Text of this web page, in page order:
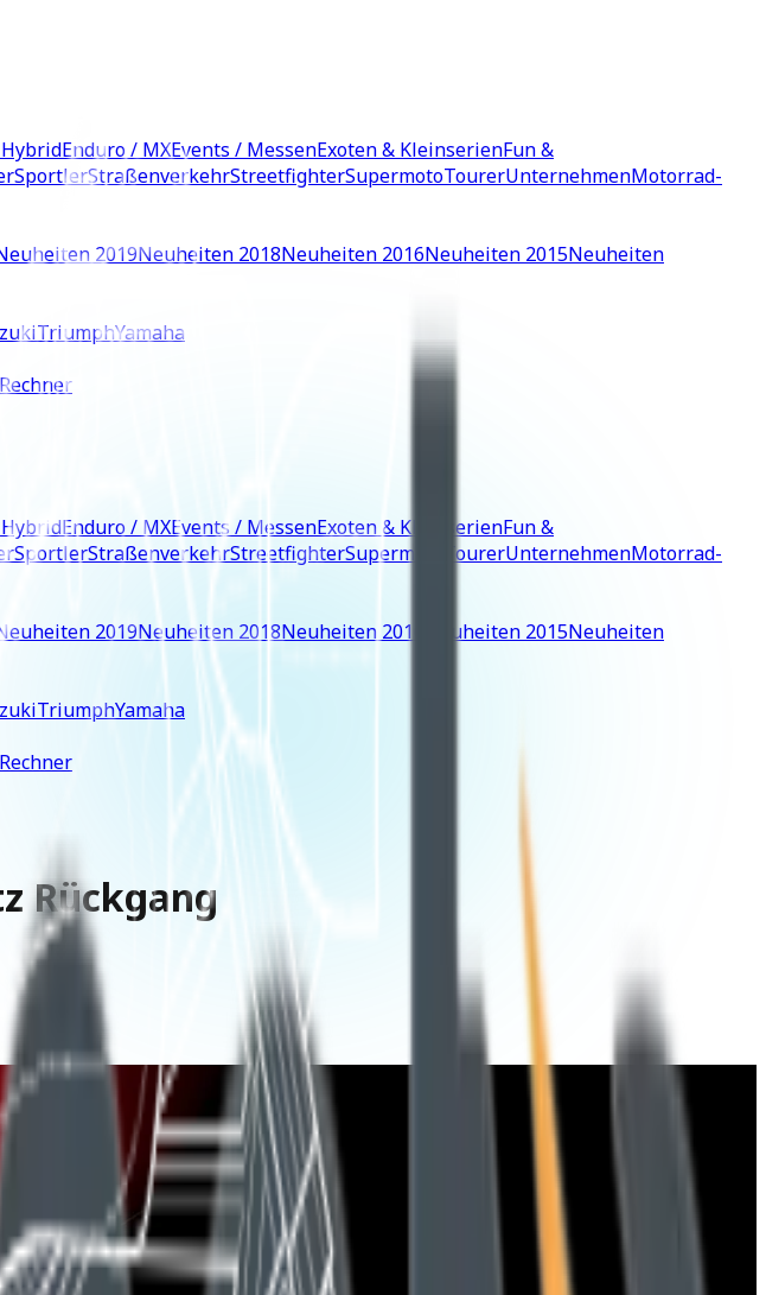
Enduro / MXEvents / MessenExoten & KleinserienFun &
SportlerStraßenverkehrStreetfighterSupermotoTourerUnternehmenMotorrad-
2019Neuheiten 2018Neuheiten 2016Neuheiten 2015Neuheiten
TriumphYamaha
Enduro / MXEvents / MessenExoten & KleinserienFun &
SportlerStraßenverkehrStreetfighterSupermoto TourerUnternehmenMotorrad-
2019Neuheiten 2018Neuheiten 2016 Neuheiten 2015Neuheiten
TriumphYamaha
Rückgang